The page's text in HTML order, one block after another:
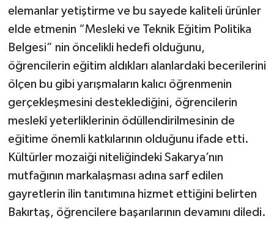
elemanlar yetiştirme ve bu sayede kaliteli ürünler
elde etmenin “Mesleki ve Teknik Eğitim Politika
Belgesi” nin öncelikli hedefi olduğunu,
öğrencilerin eğitim aldıkları alanlardaki becerilerini
ölçen bu gibi yarışmaların kalıcı öğrenmenin
gerçekleşmesini desteklediğini, öğrencilerin
meslekî yeterliklerinin ödüllendirilmesinin de
eğitime önemli katkılarının olduğunu ifade etti.
Kültürler mozaiği niteliğindeki Sakarya’nın
mutfağının markalaşması adına sarf edilen
gayretlerin ilin tanıtımına hizmet ettiğini belirten
Bakırtaş, öğrencilere başarılarının devamını diledi.